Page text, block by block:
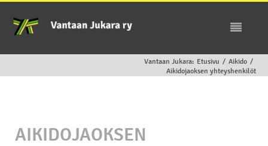
Vantaan Jukara: Etusivu / Aikido /
Aikidojaoksen yhteyshenkilöt
AIKIDOJAOKSEN